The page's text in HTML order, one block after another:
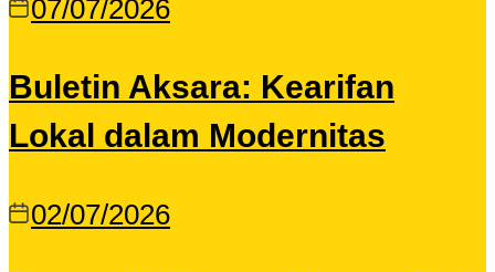
07/07/2026
Buletin Aksara: Kearifan
Lokal dalam Modernitas
02/07/2026